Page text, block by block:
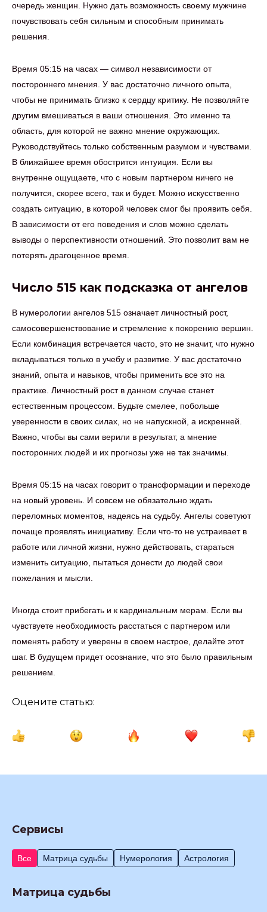
очередь женщин. Нужно дать возможность своему мужчине
почувствовать себя сильным и способным принимать
решения.
Время 05:15 на часах — символ независимости от
постороннего мнения. У вас достаточно личного опыта,
чтобы не принимать близко к сердцу критику. Не позволяйте
другим вмешиваться в ваши отношения. Это именно та
область, для которой не важно мнение окружающих.
Руководствуйтесь только собственным разумом и чувствами.
В ближайшее время обострится интуиция. Если вы
внутренне ощущаете, что с новым партнером ничего не
получится, скорее всего, так и будет. Можно искусственно
создать ситуацию, в которой человек смог бы проявить себя.
В зависимости от его поведения и слов можно сделать
выводы о перспективности отношений. Это позволит вам не
потерять драгоценное время.
Число 515 как подсказка от ангелов
В нумерологии ангелов 515 означает личностный рост,
самосовершенствование и стремление к покорению вершин.
Если комбинация встречается часто, это не значит, что нужно
вкладываться только в учебу и развитие. У вас достаточно
знаний, опыта и навыков, чтобы применить все это на
практике. Личностный рост в данном случае станет
естественным процессом. Будьте смелее, побольше
уверенности в своих силах, но не напускной, а искренней.
Важно, чтобы вы сами верили в результат, а мнение
посторонних людей и их прогнозы уже не так значимы.
Время 05:15 на часах говорит о трансформации и переходе
на новый уровень. И совсем не обязательно ждать
переломных моментов, надеясь на судьбу. Ангелы советуют
почаще проявлять инициативу. Если что-то не устраивает в
работе или личной жизни, нужно действовать, стараться
изменить ситуацию, пытаться донести до людей свои
пожелания и мысли.
Иногда стоит прибегать и к кардинальным мерам. Если вы
чувствуете необходимость расстаться с партнером или
поменять работу и уверены в своем настрое, делайте этот
шаг. В будущем придет осознание, что это было правильным
решением.
Оцените статью:
Сервисы
Все Матрица судьбы Нумерология Астрология
Матрица судьбы